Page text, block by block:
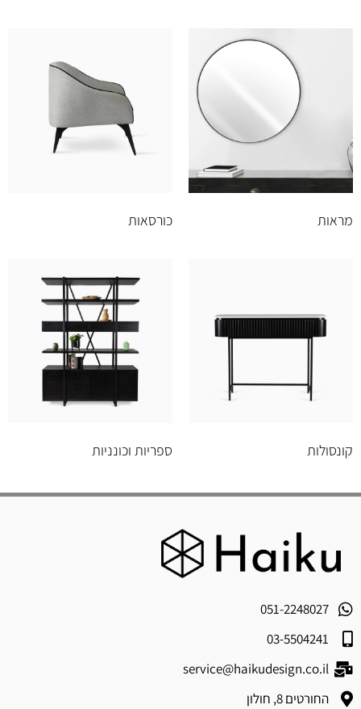
מראות כורסאות
קונסולות ספריות וכונניות
051-2248027
03-5504241
service@haikudesign.co.il
החורטים 8, חולון